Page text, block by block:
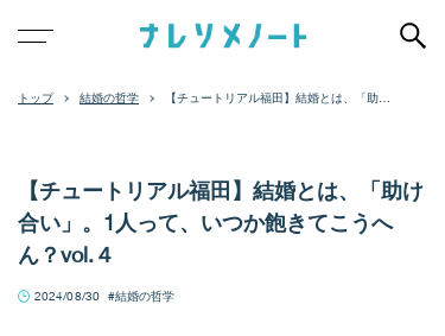
結婚の哲学
【チュートリアル福田】結婚とは、「助け
【チュートリアル福田】結婚とは、「助け
合い」。1人って、いつか飽きてこうへ
ん？vol.４
2024/08/30 結婚の哲学